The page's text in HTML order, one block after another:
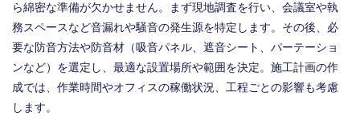
ら綿密な準備が欠かせません。まず現地調査を行い、会議室や執
務スペースなど音漏れや騒音の発生源を特定します。その後、必
要な防音方法や防音材（吸音パネル、遮音シート、パーテーショ
ンなど）を選定し、最適な設置場所や範囲を決定。施工計画の作
成では、作業時間やオフィスの稼働状況、工程ごとの影響も考慮
します。